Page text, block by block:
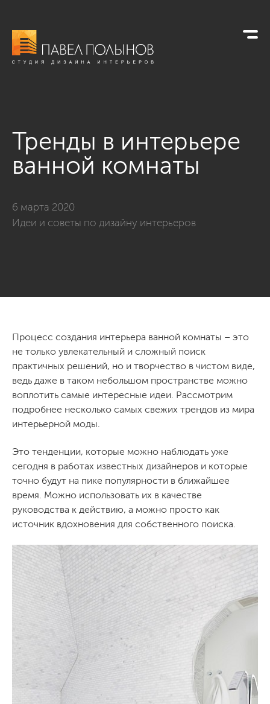
Тренды в интерьере
ванной комнаты
6 марта 2020
Идеи и советы по дизайну интерьеров
Процесс создания интерьера ванной комнаты – это
не только увлекательный и сложный поиск
практичных решений, но и творчество в чистом виде,
ведь даже в таком небольшом пространстве можно
воплотить самые интересные идеи. Рассмотрим
подробнее несколько самых свежих трендов из мира
интерьерной моды.
Это тенденции, которые можно наблюдать уже
сегодня в работах известных дизайнеров и которые
точно будут на пике популярности в ближайшее
время. Можно использовать их в качестве
руководства к действию, а можно просто как
источник вдохновения для собственного поиска.